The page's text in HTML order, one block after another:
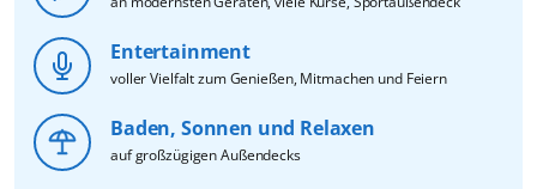
Entertainment
voller Vielfalt zum Genießen, Mitmachen und Feiern
Baden, Sonnen und Relaxen
auf großzügigen Außendecks